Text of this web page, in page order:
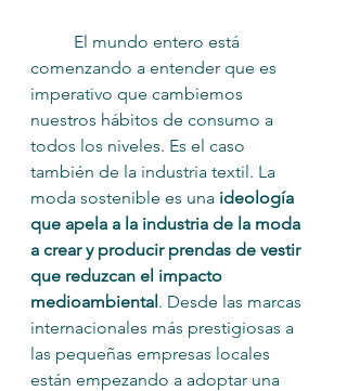
comenzando a entender que es
imperativo que cambiemos
nuestros hábitos de consumo a
todos los niveles. Es el caso
también de la industria textil. La
moda sostenible es una ideología
que apela a la industria de la moda
a crear y producir prendas de vestir
que reduzcan el impacto
medioambiental. Desde las marcas
internacionales más prestigiosas a
las pequeñas empresas locales
están empezando a adoptar una